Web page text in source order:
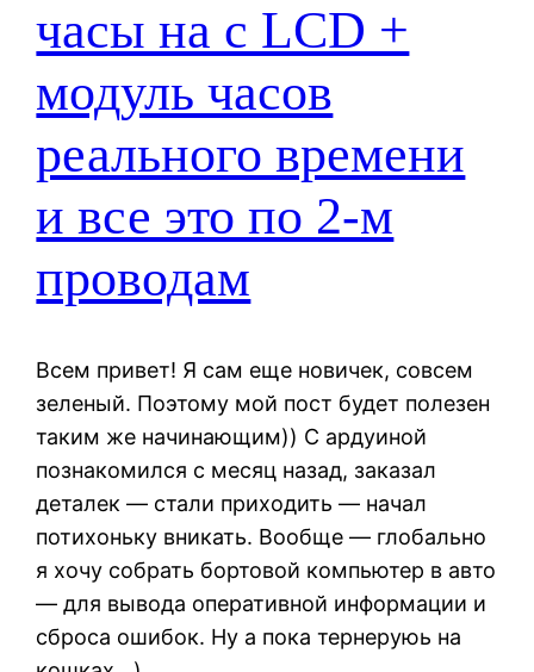
часы на с LCD +
модуль часов
реального времени
и все это по 2-м
проводам
Всем привет! Я сам еще новичек, совсем
зеленый. Поэтому мой пост будет полезен
таким же начинающим)) С ардуиной
познакомился с месяц назад, заказал
деталек — стали приходить — начал
потихоньку вникать. Вообще — глобально
я хочу собрать бортовой компьютер в авто
— для вывода оперативной информации и
сброса ошибок. Ну а пока тернеруюь на